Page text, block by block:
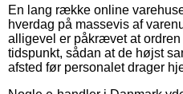
En lang række online
hverdag på massevis af
alligevel er påkrævet at
tidspunkt, sådan at de højst
afsted før personalet drager